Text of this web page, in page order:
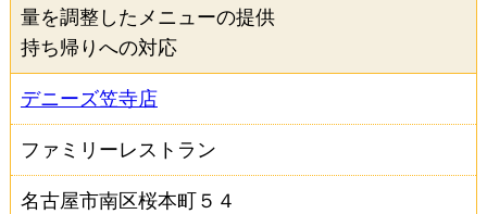
アジア・エスニック
食堂・レストラン
ファミリーレストラン
ホテル・旅館
量を調整したメニューの提供
持ち帰りへの対応
デニーズ笠寺店
ファミリーレストラン
名古屋市南区桜本町５４